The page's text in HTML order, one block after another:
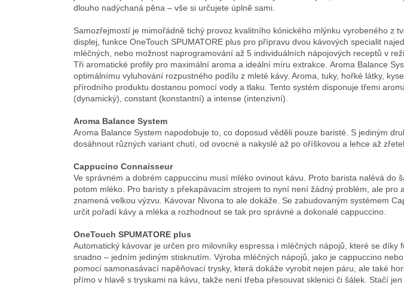
dlouho nadýchaná pěna – vše si určujete úplně sami.
Samozřejmostí je mimořádně tichý provoz kvalitního kónického mlýnku vyrobeného z
displej, funkce OneTouch SPUMATORE plus pro přípravu dvou kávových specialit
mléčných, nebo možnost naprogramování až 5 individuálních nápojových receptů v
Tři aromatické profily pro maximální aroma a ideální míru extrakce. Aroma Balance
optimálnímu vyluhování rozpustného podílu z mleté ​​kávy. Aroma, tuky, hořké látky,
přírodního produktu dostanou pomocí vody a tlaku. Tento systém disponuje třemi
(dynamický), constant (konstantní) a intense (intenzivní).
Aroma Balance System
Aroma Balance System napodobuje to, co doposud věděli pouze baristé. S jediným
dosáhnout různých variant chutí, od ovocné a nakyslé až po oříškovou a lehce až
Cappucino Connaisseur
Ve správném a dobrém cappuccinu musí mléko ovinout kávu. Proto barista nalévá do
potom mléko. Pro baristy s překapávacím strojem to nyní není žádný problém, ale pro
znamená velkou výzvu. Kávovar Nivona to ale dokáže. Se zabudovaným systémem
určit pořadí kávy a mléka a rozhodnout se tak pro správné a dokonalé cappuccino.
OneTouch SPUMATORE plus
Automatický kávovar je určen pro milovníky espressa i mléčných nápojů, které se díky
snadno – jedním jediným stisknutím. Výroba mléčných nápojů, jako je cappuccino
pomocí samonasávací napěňovací trysky, která dokáže vyrobit nejen páru, ale také
přímo v hlavě s tryskami na kávu, takže není třeba přesouvat sklenici či šálek. Stačí